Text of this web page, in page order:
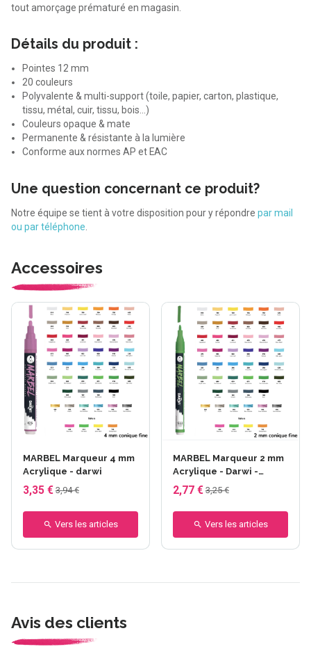
tout amorçage prématuré en magasin.
Détails du produit :
Pointes 12 mm
20 couleurs
Polyvalente & multi-support (toile, papier, carton, plastique,
tissu, métal, cuir, tissu, bois…)
Couleurs opaque & mate
Permanente & résistante à la lumière
Conforme aux normes AP et EAC
Une question concernant ce produit?
Notre équipe se tient à votre disposition pour y répondre par mail
ou par téléphone
Accessoires
MARBEL Marqueur 4 mm
Acrylique - darwi
3,35 € 3,94 €
Vers les articles
MARBEL Marqueur 2 mm
Acrylique - Darwi -
Marqueurs pointes - 2
mm conique fine,
Catégorie couleurs -
Vert , Marbel couleurs -
636 argile verte
2,77 € 3,25 €
Vers les articles
Avis des clients